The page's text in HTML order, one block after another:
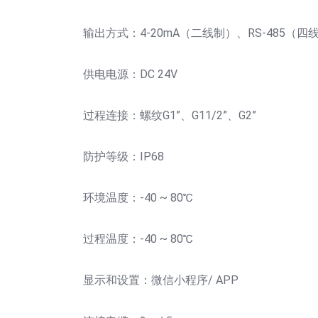
输出方式：4-20mA（二线制）、RS-485（四
供电电源：DC 24V
过程连接：螺纹G1”、G11/2”、G2”
防护等级：IP68
环境温度：-40 ~ 80℃
过程温度：-40 ~ 80℃
显示和设置：微信小程序/ APP